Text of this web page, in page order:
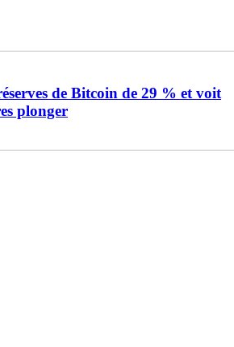
de Bitcoin de 29 % et voit
plonger